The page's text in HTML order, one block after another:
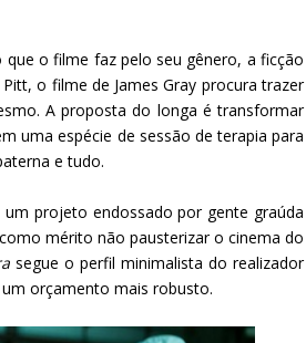
o filme faz pelo seu gênero, a ficção
o filme de James Gray procura trazer
A proposta do longa é transformar
uma espécie de sessão de terapia para
e tudo.
projeto endossado por gente graúda
mérito não pausterizar o cinema do
segue o perfil minimalista do realizador
orçamento mais robusto.